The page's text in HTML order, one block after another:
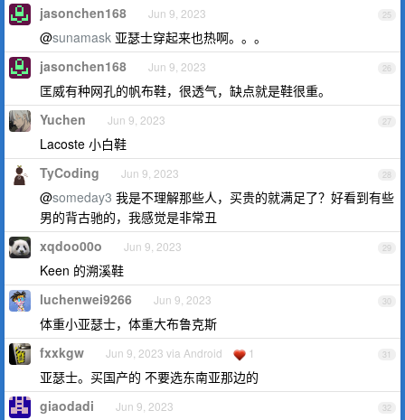
25
jasonchen168 Jun 9, 2023
@sunamask 亚瑟士穿起来也热啊。。。
26
jasonchen168 Jun 9, 2023
匡威有种网孔的帆布鞋，很透气，缺点就是鞋很重。
27
Yuchen Jun 9, 2023
Lacoste 小白鞋
28
TyCoding Jun 9, 2023
@someday3 我是不理解那些人，买贵的就满足了？好看到有些
男的背古驰的，我感觉是非常丑
29
xqdoo00o Jun 9, 2023
Keen 的溯溪鞋
30
luchenwei9266 Jun 9, 2023
体重小亚瑟士，体重大布鲁克斯
31
fxxkgw Jun 9, 2023 via Android 1
亚瑟士。买国产的 不要选东南亚那边的
32
giaodadi Jun 9, 2023